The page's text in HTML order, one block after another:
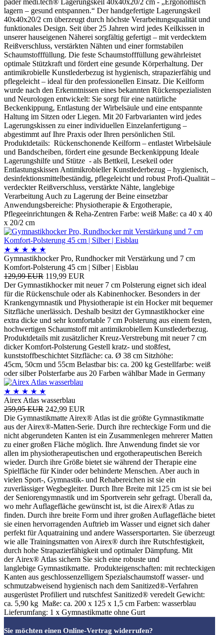
lagern – gesund entspannen.“ Der handgefertigte Lagerungskeil
40x40x20/2 cm überzeugt durch höchste Verarbeitungsqualität und
funktionales Design. Seit über 25 Jahren wird jedes Keilkissen in
unserer hauseigenen Näherei sorgfältig gefertigt – mit verdecktem
Reißverschluss, verstärkten Nähten und einer formstabilen
Schaumstofffüllung. Die feste Schaumstofffüllung gewährleistet
optimale Stützkraft und fördert eine gesunde Körperhaltung. Der
antimikrobielle Kunstlederbezug ist hygienisch, strapazierfähig und
pflegeleicht – ideal für den professionellen Einsatz. Die Keilform
wurde nach den Erkenntnissen eines bekannten Rückenspezialisten
und Neurologen entwickelt: Sie sorgt für eine natürliche
Beckenkippung, Entlastung der Wirbelsäule und eine entspannte
Haltung im Sitzen oder Liegen. Mit 20 Farbvarianten wird jedes
Lagerungskissen zu einer individuellen Einzelanfertigung –
abgestimmt auf Ihre Praxis oder Ihren persönlichen Stil.
Produktdetails: Rückenschonende Keilform – entlastet Wirbelsäule
und Bandscheiben, fördert eine gesunde Beckenkippung Ideale
Lagerungshilfe und Stütze - als Bettkeil, Lesekeil oder
Entlastungskissen Antimikrobieller Kunstlederbezug – hygienisch,
desinfektionsmittelbeständig, pflegeleicht und robust Profi-Qualität –
verdeckter Reißverschluss, verstärkte Nähte, langlebige
Verarbeitung Auch zu Lagerung der Beine einsetzbar
Anwendungsbereiche: Physiotherapie & Ergotherapie,
Pflegeeinrichtungen & Reha-Zentren Farbe: weiß Maße: ca 40 x 40
x 20/2 cm
★ ★ ★ ★ ★
Gymnastikhocker Pro, Rundhocker mit Verstärkung und 7 cm
Komfort-Polsterung 45 cm | Silber | Eisblau
129,99 EUR 119,99 EUR
Der Gymnastikhocker mit neuer 7 cm Polsterung eignet sich ideal
für die Rückenschule oder als Kabinenhocker. Besonders in der
Krankengymnastik und Physiotherapie ist ein Hocker mit bequemer
Sitzfläche unerlässich. Deshalb besitzt der Gymnastikhocker eine
extra dicke und sehr komfortable 7 cm Polsterung aus einem festen,
hochwertigen Schaumstoff mit antimikrobiellem Kunstlederbezug.
Produktdetails mit zusätzlicher Kreuz-Verstrebung mit neuer 7 cm
dicker Komfort-Polsterung Gestell kratz- und stoßfest,
kunststoffbeschichtet Sitzfläche: ca. Ø 38 cm Sitzhöhe:
45cm, 50cm und 55cm Belastbar bis: ca. 200 kg Gestellfarbe: weiß
oder silber Polsterfarbe aus 20 Farben wählbar Made in Germany
★ ★ ★ ★ ★
Airex Atlas wasserblau
259,95 EUR 242,99 EUR
Die Gymnastikmatte Airex® Atlas ist die größte Gymnastikmatte
aus der Airex®-Matten-Serie. Durch ihre rechteckige Form und die
nicht abgerundeten Kanten ist ein Zusammenlegen mehrerer Matten
zu einer großen Fläche möglich. Ihre Anwendung findet sie vor
allen im physiotherapeutischen und ergotherapeutischen Bereich
wieder. Durch ihre Größe bietet sie während der Therapie eine
Spielfläche für Kinder oder behinderte Menschen. Aber auch in
vielen Sport-, Gymnastik- und Rehabereichen ist sie ein
zuverlässiger Wegbegleiter. Durch Ihre Breite mit 125 cm ist sie bei
der Seniorengymnastik und im Sportverein sehr gefragt. Überall da,
wo mehr Auflagefläche gewünscht ist, ist die Airex® Atlas zu
finden. Durch ihre breite Form und ihrer großen Auflagefläche bietet
sie einen hervorragenden Auftrieb im Wasser und eignet sich daher
perfekt für Aquatraining und andere Wassersportarten. Sie überzeugt
wie alle Trainingsmatten von Airex® durch ihre Rutschfestigkeit,
durch hohe Strapazierfähigkeit und optimaler Dämpfung. Mit
der Airex® Atlas sichern Sie sich eine robuste und
langlebige Gymnastikmatte. Produkteigenschaften: mit rechteckigen
Kanten aus geschlossenzelligem Spezialschaumstoff wasser- und
schmutzabweisend hygienisch nach dem Sanitized®-Verfahren
ausgerüstet Profiliert und rutschfest Sanitized® veredelt Gewicht:
ca. 5,90 kg Maße: ca. 200 x 125 x 1,5 cm Farben: wasserblau
Lieferumfang: 1 x Gymnastikmatte ohne Gurt
Sie möchten einen Online-Vertrag widerrufen?